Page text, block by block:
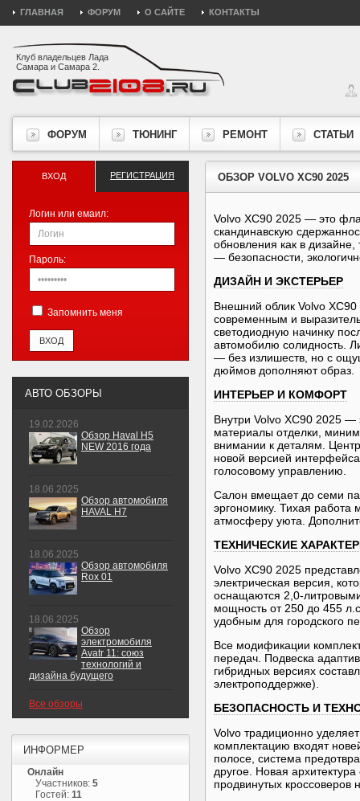
ГЛАВНАЯ ФОРУМ О САЙТЕ КОНТАКТЫ
Клуб владельцев Лада
Самара и Самара 2.
ФОРУМ ТЮНИНГ РЕМОНТ СТАТЬИ
ОБЗОР VOLVO XC90 2025
Volvo XC90 2025 — это
скандинавскую
обновления как в
— безопасности,
ДИЗАЙН И ЭКСТЕРЬЕР
Внешний облик Volvo
современным и
светодиодную начинку
автомобилю солидность.
— без излишеств, но с
дюймов дополняют образ.
ИНТЕРЬЕР И КОМФОРТ
Внутри Volvo XC90 2025 —
материалы отделки,
внимании к деталям.
новой версией
голосовому управлению.
Салон вмещает до семи
эргономику. Тихая работа
атмосферу уюта.
ТЕХНИЧЕСКИЕ
Volvo XC90 2025
электрическая версия,
оснащаются 2,0-
мощность от 250 до 455
удобным для городского
Все модификации
передач. Подвеска
гибридных версиях
электроподдержке).
БЕЗОПАСНОСТЬ И
Volvo традиционно
комплектацию входят
полосе, система
другое. Новая
продвинутых кроссоверов
ВХОД РЕГИСТРАЦИЯ
Логин или емаил:
Пароль:
Запомнить меня
АВТО ОБЗОРЫ
19.02.2026
Обзор Haval H5
NEW 2016 года
18.06.2025
Обзор автомобиля
HAVAL H7
18.06.2025
Обзор автомобиля
Rox 01
18.06.2025
Обзор
электромобиля
Avatr 11: союз
технологий и
дизайна будущего
Все обзоры
ИНФОРМЕР
Онлайн
Участников: 5
Гостей: 11